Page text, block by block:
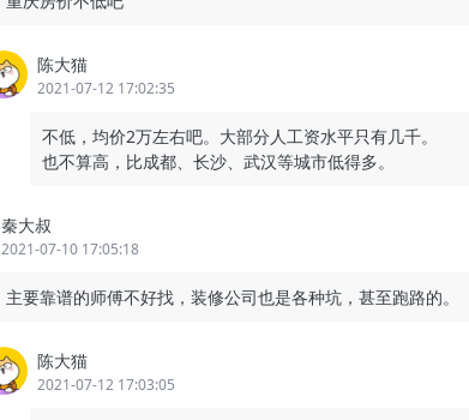
陈大猫
2021-07-12 17:02:35
不低，均价2万左右吧。大部分人工资水平只有几千。
也不算高，比成都、长沙、武汉等城市低得多。
秦大叔
2021-07-10 17:05:18
主要靠谱的师傅不好找，装修公司也是各种坑，甚至跑路的。
陈大猫
2021-07-12 17:03:05